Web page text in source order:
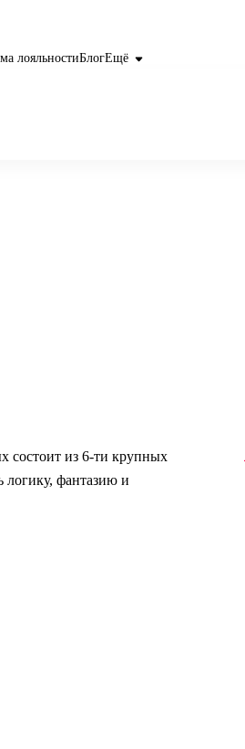
лояльностиБлогЕщё
состоит из 6-ти крупных
логику, фантазию и